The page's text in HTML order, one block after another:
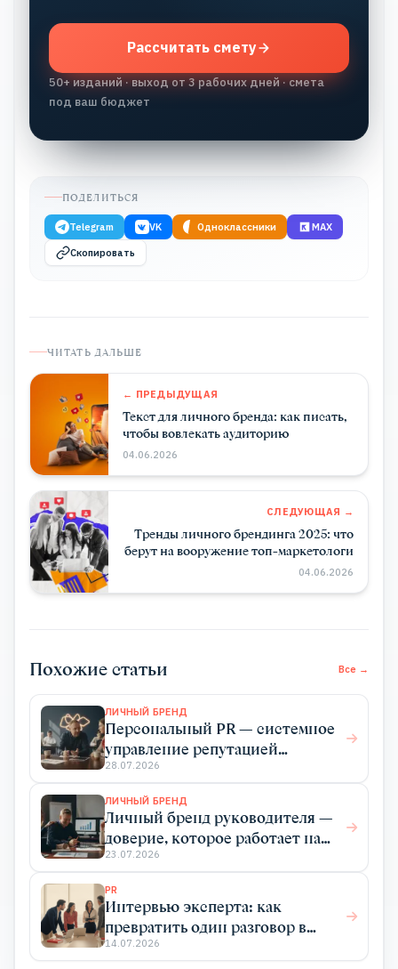
Рассчитать смету
50+ изданий · выход от 3 рабочих дней · смета
под ваш бюджет
ПОДЕЛИТЬСЯ
Telegram VK Одноклассники MAX
Скопировать
ЧИТАТЬ ДАЛЬШЕ
← ПРЕДЫДУЩАЯ
Текст для личного бренда: как писать,
чтобы вовлекать аудиторию
04.06.2026
СЛЕДУЮЩАЯ →
Тренды личного брендинга 2025: что
берут на вооружение топ-маркетологи
04.06.2026
Похожие статьи Все →
ЛИЧНЫЙ БРЕНД
Персональный PR — системное
управление репутацией
эксперта для роста дохода
28.07.2026
ЛИЧНЫЙ БРЕНД
Личный бренд руководителя —
доверие, которое работает на
бизнес
23.07.2026
PR
Интервью эксперта: как
превратить один разговор в
системный PR
14.07.2026